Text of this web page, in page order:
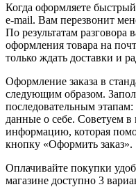
Когда оформляете
e-mail. Вам перезвонит
По результатам разговора
оформления товара на
только ждать доставки и
Оформление заказа в
следующим образом.
последовательным
данные о себе. Советуем в
информацию, которая
кнопку «Оформить заказ».
Оплачивайте покупки
магазине доступно 3